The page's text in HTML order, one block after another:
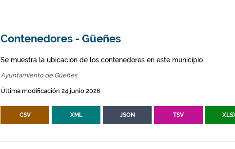
Contenedores - Güeñes
Se muestra la ubicación de los contenedores en este municipio.
Ayuntamiento de Güeñes
Última modificación 24 junio 2026
CSV XML JSON TSV